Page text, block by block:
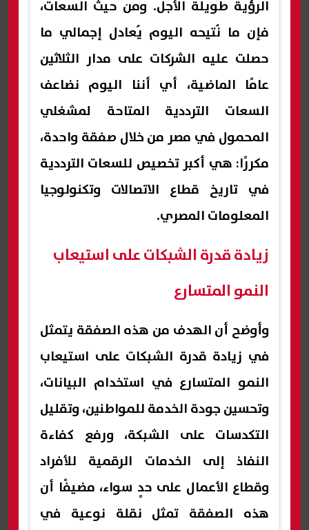
الرؤية طويلة الأجل. ومن حيث السعات،
فإن ما نُتيحه اليوم يُعادل إجمالي ما
حصلت عليه الشركات على مدار الثلاثين
عامًا الماضية، أي أننا اليوم نضاعف
السعات الترددية المتاحة لمشغلي
المحمول في مصر من خلال صفقة واحدة،
مكررًا: هي أكبر تخصيص للسعات الترددية
في تاريخ قطاع الاتصالات وتكنولوجيا
المعلومات المصري.
زيادة قدرة الشبكات على استيعاب
النمو المتسارع
وأوضح أن الهدف من هذه الصفقة يتمثل
في زيادة قدرة الشبكات على استيعاب
النمو المتسارع في استخدام البيانات،
وتحسين جودة الخدمة للمواطنين، وتقليل
التكدسات على الشبكة، ورفع كفاءة
النفاذ إلى الخدمات الرقمية للأفراد
وقطاع الأعمال على حدٍ سواء، مضيفًا أن
هذه الصفقة تمثل نقلة نوعية في